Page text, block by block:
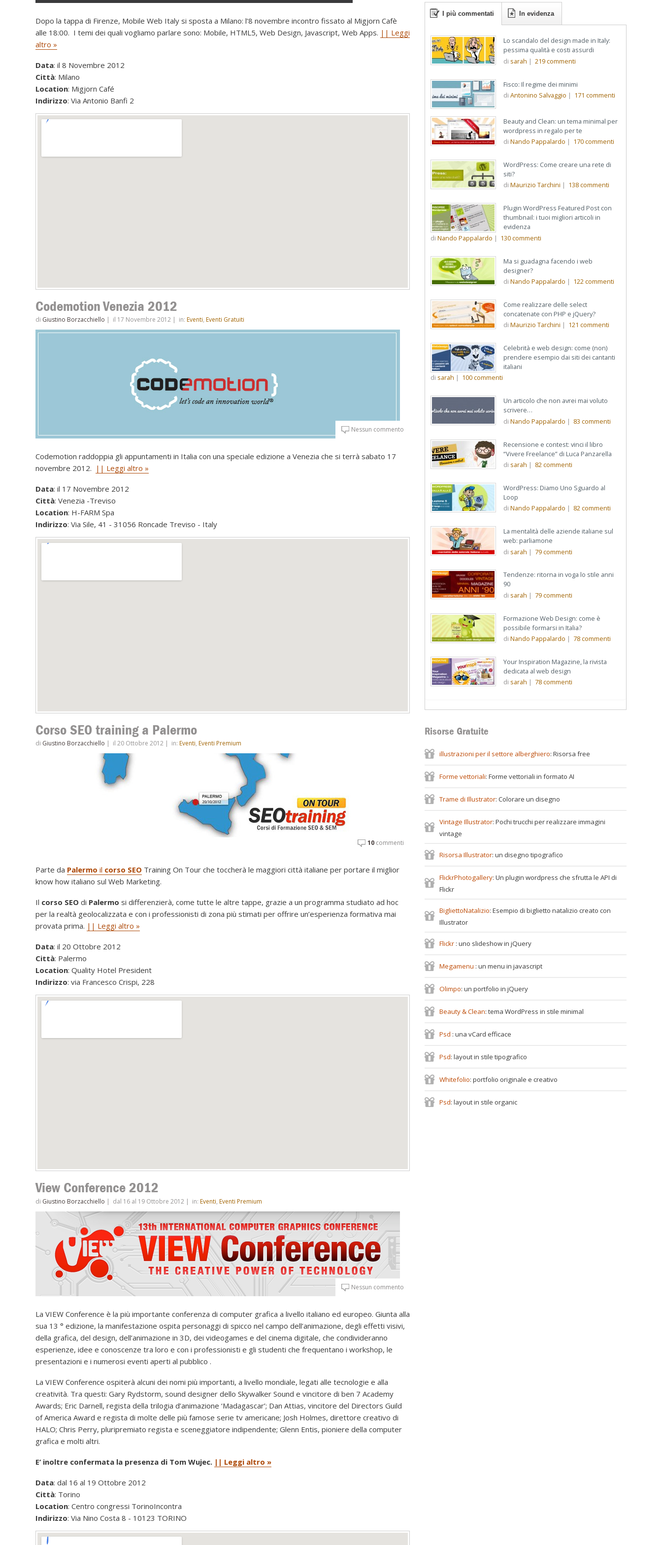
Dopo la tappa di Firenze, Mobile Web Italy si sposta a Milano: l’8 novembre incontro fissato al Migjorn Cafè
alle 18:00. I temi dei quali vogliamo parlare sono: Mobile, HTML5, Web Design, Javascript, Web Apps. || Leggi
altro »
Data: il 8 Novembre 2012
Città: Milano
Location: Migjorn Café
Indirizzo: Via Antonio Banfi 2
Codemotion Venezia 2012
di Giustino Borzacchiello | il 17 Novembre 2012 | in: Eventi, Eventi Gratuiti
Nessun commento
Codemotion raddoppia gli appuntamenti in Italia con una speciale edizione a Venezia che si terrà sabato 17
novembre 2012. || Leggi altro »
Data: il 17 Novembre 2012
Città: Venezia -Treviso
Location: H-FARM Spa
Indirizzo: Via Sile, 41 - 31056 Roncade Treviso - Italy
Corso SEO training a Palermo
di Giustino Borzacchiello | il 20 Ottobre 2012 | in: Eventi, Eventi Premium
10 commenti
Parte da Palermo il corso SEO Training On Tour che toccherà le maggiori città italiane per portare il miglior
know how italiano sul Web Marketing.
Il corso SEO di Palermo si differenzierà, come tutte le altre tappe, grazie a un programma studiato ad hoc
per la realtà geolocalizzata e con i professionisti di zona più stimati per offrire un’esperienza formativa mai
provata prima. || Leggi altro »
Data: il 20 Ottobre 2012
Città: Palermo
Location: Quality Hotel President
Indirizzo: via Francesco Crispi, 228
View Conference 2012
di Giustino Borzacchiello | dal 16 al 19 Ottobre 2012 | in: Eventi, Eventi Premium
Nessun commento
La VIEW Conference è la più importante conferenza di computer grafica a livello italiano ed europeo. Giunta alla
sua 13 ° edizione, la manifestazione ospita personaggi di spicco nel campo dell’animazione, degli effetti visivi,
della grafica, del design, dell’animazione in 3D, dei videogames e del cinema digitale, che condivideranno
esperienze, idee e conoscenze tra loro e con i professionisti e gli studenti che frequentano i workshop, le
presentazioni e i numerosi eventi aperti al pubblico .
La VIEW Conference ospiterà alcuni dei nomi più importanti, a livello mondiale, legati alle tecnologie e alla
creatività. Tra questi: Gary Rydstorm, sound designer dello Skywalker Sound e vincitore di ben 7 Academy
Awards; Eric Darnell, regista della trilogia d’animazione ‘Madagascar’; Dan Attias, vincitore del Directors Guild
of America Award e regista di molte delle più famose serie tv americane; Josh Holmes, direttore creativo di
HALO; Chris Perry, pluripremiato regista e sceneggiatore indipendente; Glenn Entis, pioniere della computer
grafica e molti altri.
E’ inoltre confermata la presenza di Tom Wujec. || Leggi altro »
Data: dal 16 al 19 Ottobre 2012
Città: Torino
Location: Centro congressi TorinoIncontra
Indirizzo: Via Nino Costa 8 - 10123 TORINO
I più commentati In evidenza
Lo scandalo del design made in Italy:
pessima qualità e costi assurdi
di sarah | 219commenti
Fisco: Il regime dei minimi
di Antonino Salvaggio | 171 commenti
Beauty and Clean: un tema minimal per
wordpress in regalo per te
di Nando Pappalardo | 170commenti
WordPress: Come creare una rete di
siti?
di Maurizio Tarchini | 138commenti
Plugin WordPress Featured Post con
thumbnail: i tuoi migliori articoli in
evidenza
di Nando Pappalardo | 130commenti
Ma si guadagna facendo i web
designer?
di Nando Pappalardo | 122commenti
Come realizzare delle select
concatenate con PHP e jQuery?
di Maurizio Tarchini | 121 commenti
Celebrità e web design: come (non)
prendere esempio dai siti dei cantanti
italiani
di sarah | 100commenti
Un articolo che non avrei mai voluto
scrivere…
di Nando Pappalardo | 83 commenti
Recensione e contest: vinci il libro
“Vivere Freelance” di Luca Panzarella
di sarah | 82commenti
WordPress: Diamo Uno Sguardo al
Loop
di Nando Pappalardo | 82commenti
La mentalità delle aziende italiane sul
web: parliamone
di sarah | 79commenti
Tendenze: ritorna in voga lo stile anni
90
di sarah | 79commenti
Formazione Web Design: come è
possibile formarsi in Italia?
di Nando Pappalardo | 78commenti
Your Inspiration Magazine, la rivista
dedicata al web design
di sarah | 78commenti
Risorse Gratuite
illustrazioni per il settore alberghiero: Risorsa free
Forme vettoriali: Forme vettoriali in formato AI
Trame di Illustrator: Colorare un disegno
Vintage Illustrator: Pochi trucchi per realizzare immagini
vintage
Risorsa Illustrator: un disegno tipografico
FlickrPhotogallery: Un plugin wordpress che sfrutta le API di
Flickr
BigliettoNatalizio: Esempio di biglietto natalizio creato con
Illustrator
Flickr : uno slideshow in jQuery
Megamenu : un menu in javascript
Olimpo: un portfolio in jQuery
Beauty & Clean: tema WordPress in stile minimal
Psd : una vCard efficace
Psd: layout in stile tipografico
Whitefolio: portfolio originale e creativo
Psd: layout in stile organic